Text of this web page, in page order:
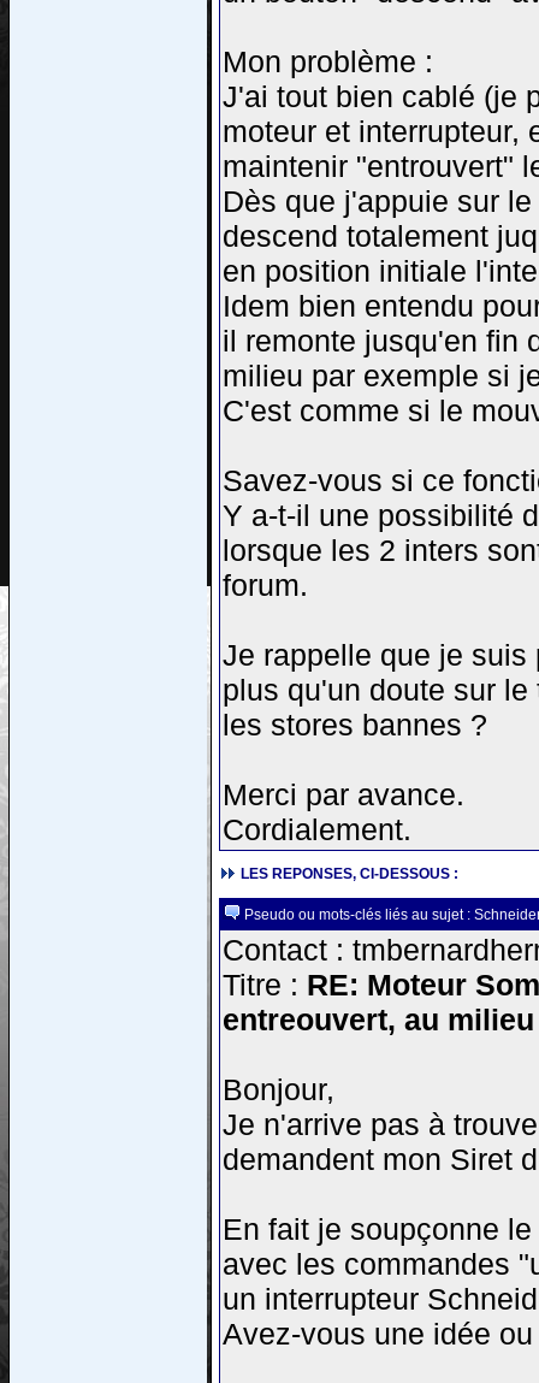
Mon problème :
J'ai tout bien cablé (je
moteur et interrupteur,
maintenir "entrouvert"
Dès que j'appuie sur
descend totalement
en position initiale
Idem bien entendu
il remonte jusqu'en fin
milieu par exemple si
C'est comme si le
Savez-vous si ce
Y a-t-il une possibilité
lorsque les 2 inters
forum.
Je rappelle que je suis
plus qu'un doute sur
les stores bannes ?
Merci par avance.
Cordialement.
LES REPONSES, CI-DESSOUS :
Pseudo ou mots-clés liés au sujet :
Contact :
Titre : RE: Moteur
entreouvert, au milieu
Bonjour,
Je n'arrive pas à
demandent mon Siret
En fait je soupçonne
avec les commandes
un interrupteur
Avez-vous une idée